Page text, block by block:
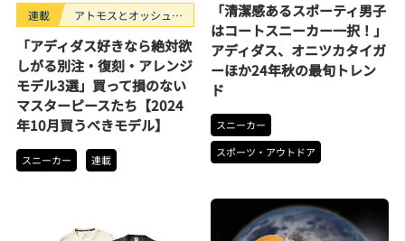
連載
アトモスとオッシュマ
スニーカー3選。
「アディダス好きなら絶対欲
しがる別注・復刻・アレンジ
モデル3選」買って損のない
マスターピースたち【2024
年10月買うべきモデル】
スニーカー 連載
「清潔感あるスポーティ男子
はコートスニーカー一択！」
アディダス、オニツカタイガ
ーほか24年秋の最旬トレン
ド
スニーカー
スポーツ・アウトドア